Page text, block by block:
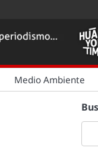
Medio Ambiente